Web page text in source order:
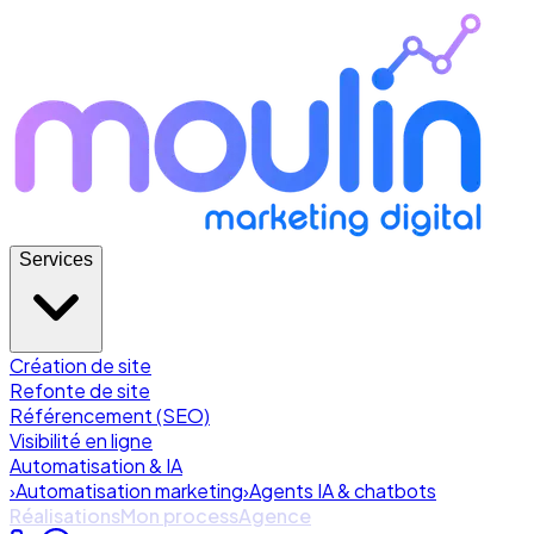
Services
Création de site
Refonte de site
Référencement (SEO)
Visibilité en ligne
Automatisation & IA
›Automatisation marketing›Agents IA & chatbots
RéalisationsMon processAgence